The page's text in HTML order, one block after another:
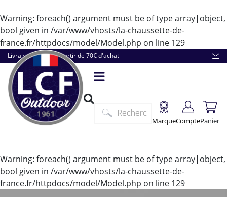
Warning: foreach() argument must be of type array|object,
bool given in /var/www/vhosts/la-chaussette-de-
france.fr/httpdocs/model/Model.php on line 129
Livraison offerte à partir de 70€ d'achat
MarqueComptePanier
Warning: foreach() argument must be of type array|object,
bool given in /var/www/vhosts/la-chaussette-de-
france.fr/httpdocs/model/Model.php on line 129